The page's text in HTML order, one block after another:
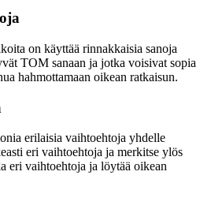
on käyttää rinnakkaisia sanoja
TOM sanaan ja jotka voisivat sopia
hahmottamaan oikean ratkaisun.
erilaisia vaihtoehtoja yhdelle
eri vaihtoehtoja ja merkitse ylös
eri vaihtoehtoja ja löytää oikean